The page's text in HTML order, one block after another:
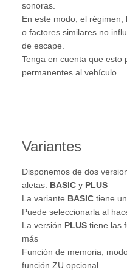
sonoras.
En este modo, el
o factores similares no
de escape.
Tenga en cuenta que esto
permanentes al vehículo.
Variantes
Disponemos de dos
aletas: BASIC y PLUS
La variante BASIC tiene
Puede seleccionarla al
La versión PLUS tiene las
más
Función de memoria,
función ZU opcional.